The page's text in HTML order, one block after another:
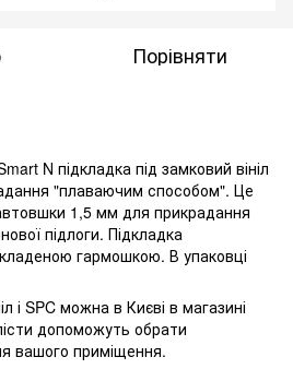
Порівняти
N підкладка під замковий вініл
"плаваючим способом". Це
1,5 мм для прикрадання
підлоги. Підкладка
гармошкою. В упаковці
і SPC можна в Києві в магазині
допоможуть обрати
вашого приміщення.